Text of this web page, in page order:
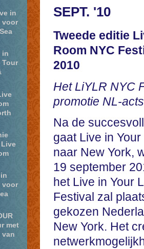
in
voor
in
Tour
voor
met
van
SEPT. '10
Tweede editie
Room NYC
2010
Het LiYLR NYC
promotie NL-acts
Na de
gaat Live in
naar New York,
19 september
het Live in Your
Festival zal
gekozen
New York. Het